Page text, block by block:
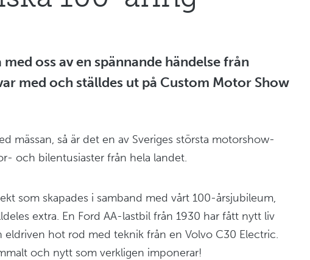
oss av en spännande händelse från
med och ställdes ut på Custom Motor Show
mässan, så är det en av Sveriges största motorshow-
och bilentusiaster från hela landet.
som skapades i samband med vårt 100-årsjubileum,
extra. En Ford AA-lastbil från 1930 har fått nytt liv
hot rod med teknik från en Volvo C30 Electric.
och nytt som verkligen imponerar!